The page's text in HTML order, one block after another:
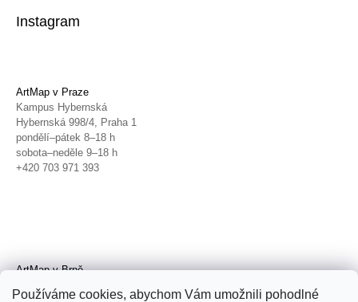
Používáme cookies, abychom Vám umožnili pohodlné
Instagram
ArtMap v Praze
Kampus Hybernská
Hybernská 998/4, Praha 1
pondělí–pátek 8–18 h
sobota–neděle 9–18 h
+420 703 971 393
ArtMap v Brně